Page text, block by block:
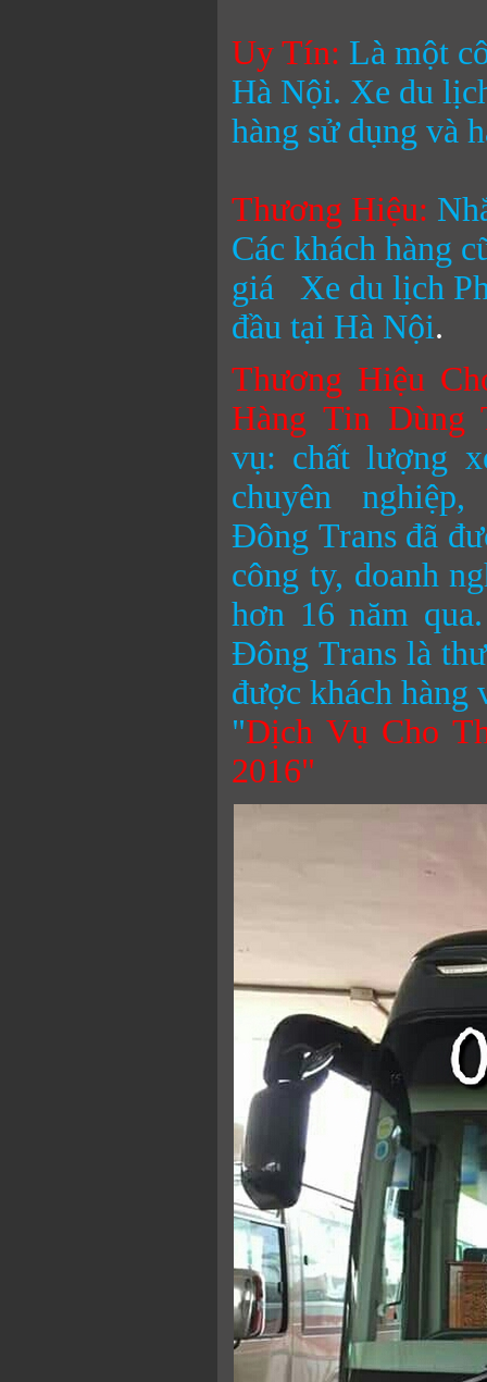
Uy Tín: Là một
Hà Nội. Xe du
hàng sử dụng và
Thương Hiệu:
Các khách hàng
giá Xe du lịch
đầu tại Hà Nội.
Thương Hiệu
Hàng Tin Dùng
vụ: chất lượng
chuyên
Đông Trans đã
công ty, doanh
hơn 16 năm
ĐôngTrans là
được khách hàng
"Dịch Vụ Cho
2016"